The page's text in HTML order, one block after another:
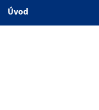
Úvod
1.Úvod